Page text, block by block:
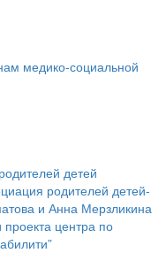
медико-социальной
детей
родителей детей-
и Анна Мерзликина
центра по